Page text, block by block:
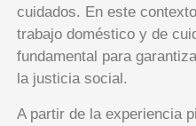
cuidados. En este
trabajo doméstico y de
fundamental para
la justicia social.
A partir de la experiencia